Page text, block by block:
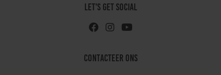
LET'S GET SOCIAL
CONTACTEER ONS